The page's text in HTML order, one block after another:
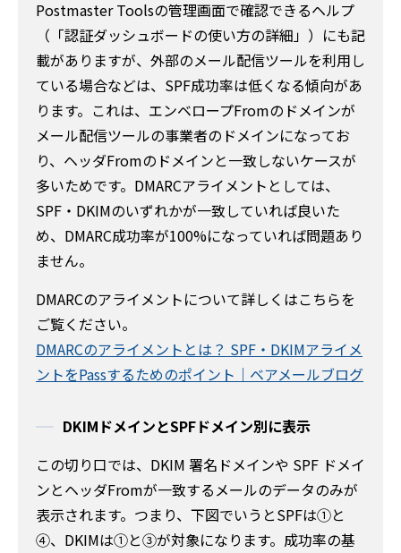
Postmaster Toolsの管理画面で確認できるヘルプ
（「認証ダッシュボードの使い方の詳細」）にも記
載がありますが、外部のメール配信ツールを利用し
ている場合などは、SPF成功率は低くなる傾向があ
ります。これは、エンベロープFromのドメインが
メール配信ツールの事業者のドメインになってお
り、ヘッダFromのドメインと一致しないケースが
多いためです。DMARCアライメントとしては、
SPF・DKIMのいずれかが一致していれば良いた
め、DMARC成功率が100%になっていれば問題あり
ません。
DMARCのアライメントについて詳しくはこちらを
ご覧ください。
DMARCのアライメントとは？ SPF・DKIMアライメ
ントをPassするためのポイント｜ベアメールブログ
DKIMドメインとSPFドメイン別に表示
この切り口では、DKIM 署名ドメインや SPF ドメイ
ンとヘッダFromが一致するメールのデータのみが
表示されます。つまり、下図でいうとSPFは①と
④、DKIMは①と③が対象になります。成功率の基